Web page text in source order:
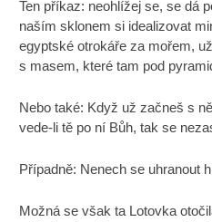
Ten příkaz: neohlížej se, se dá
naším sklonem si idealizovat
egyptské otrokáře za mořem,
s masem, které tam pod
Nebo také: Když už začneš s
vede-li tě po ní Bůh, tak se
Případně: Nenech se uhranout
Možná se však ta Lotovka